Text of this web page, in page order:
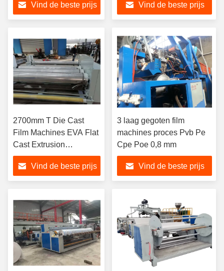
Vind de beste prijs
Vind de beste prijs
2700mm T Die Cast
Film Machines EVA Flat
Cast Extrusion
Manufacturing Process
Vind de beste prijs
3 laag gegoten film
machines proces Pvb Pe
Cpe Poe 0,8 mm
Vind de beste prijs